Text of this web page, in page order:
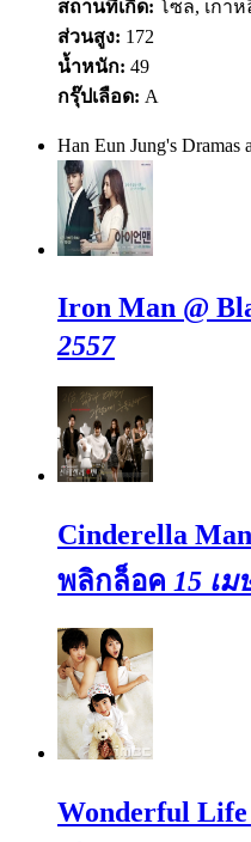
สถานที่เกิด: โซล, เกา
ส่วนสูง: 172
น้ำหนัก: 49
กรุ๊ปเลือด: A
Han Eun Jung's
Iron Man @
2557
Cinderella
พลิกล็อค 15 เม
Wonderful